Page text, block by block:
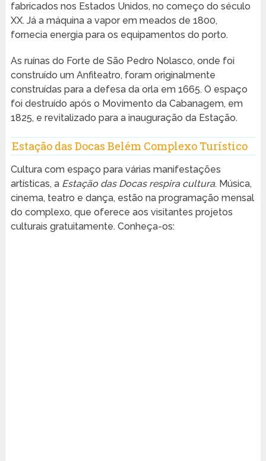
fabricados nos Estados Unidos, no começo do século
XX. Já a máquina a vapor em meados de 1800,
fornecia energia para os equipamentos do porto.
As ruínas do Forte de São Pedro Nolasco, onde foi
construído um Anfiteatro, foram originalmente
construídas para a defesa da orla em 1665. O espaço
foi destruído após o Movimento da Cabanagem, em
1825, e revitalizado para a inauguração da Estação.
Estação das Docas Belém Complexo Turístico
Cultura com espaço para várias manifestações
artísticas, a Estação das Docas respira cultura. Música,
cinema, teatro e dança, estão na programação mensal
do complexo, que oferece aos visitantes projetos
culturais gratuitamente. Conheça-os: